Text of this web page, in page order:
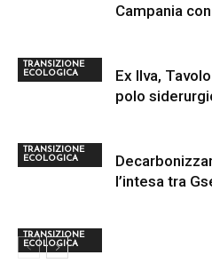
TRANSIZIONE
ECOLOGICA
Campania
TRANSIZIONE
ECOLOGICA
Ex Ilva,
polo
TRANSIZIONE
ECOLOGICA
l’intesa tra